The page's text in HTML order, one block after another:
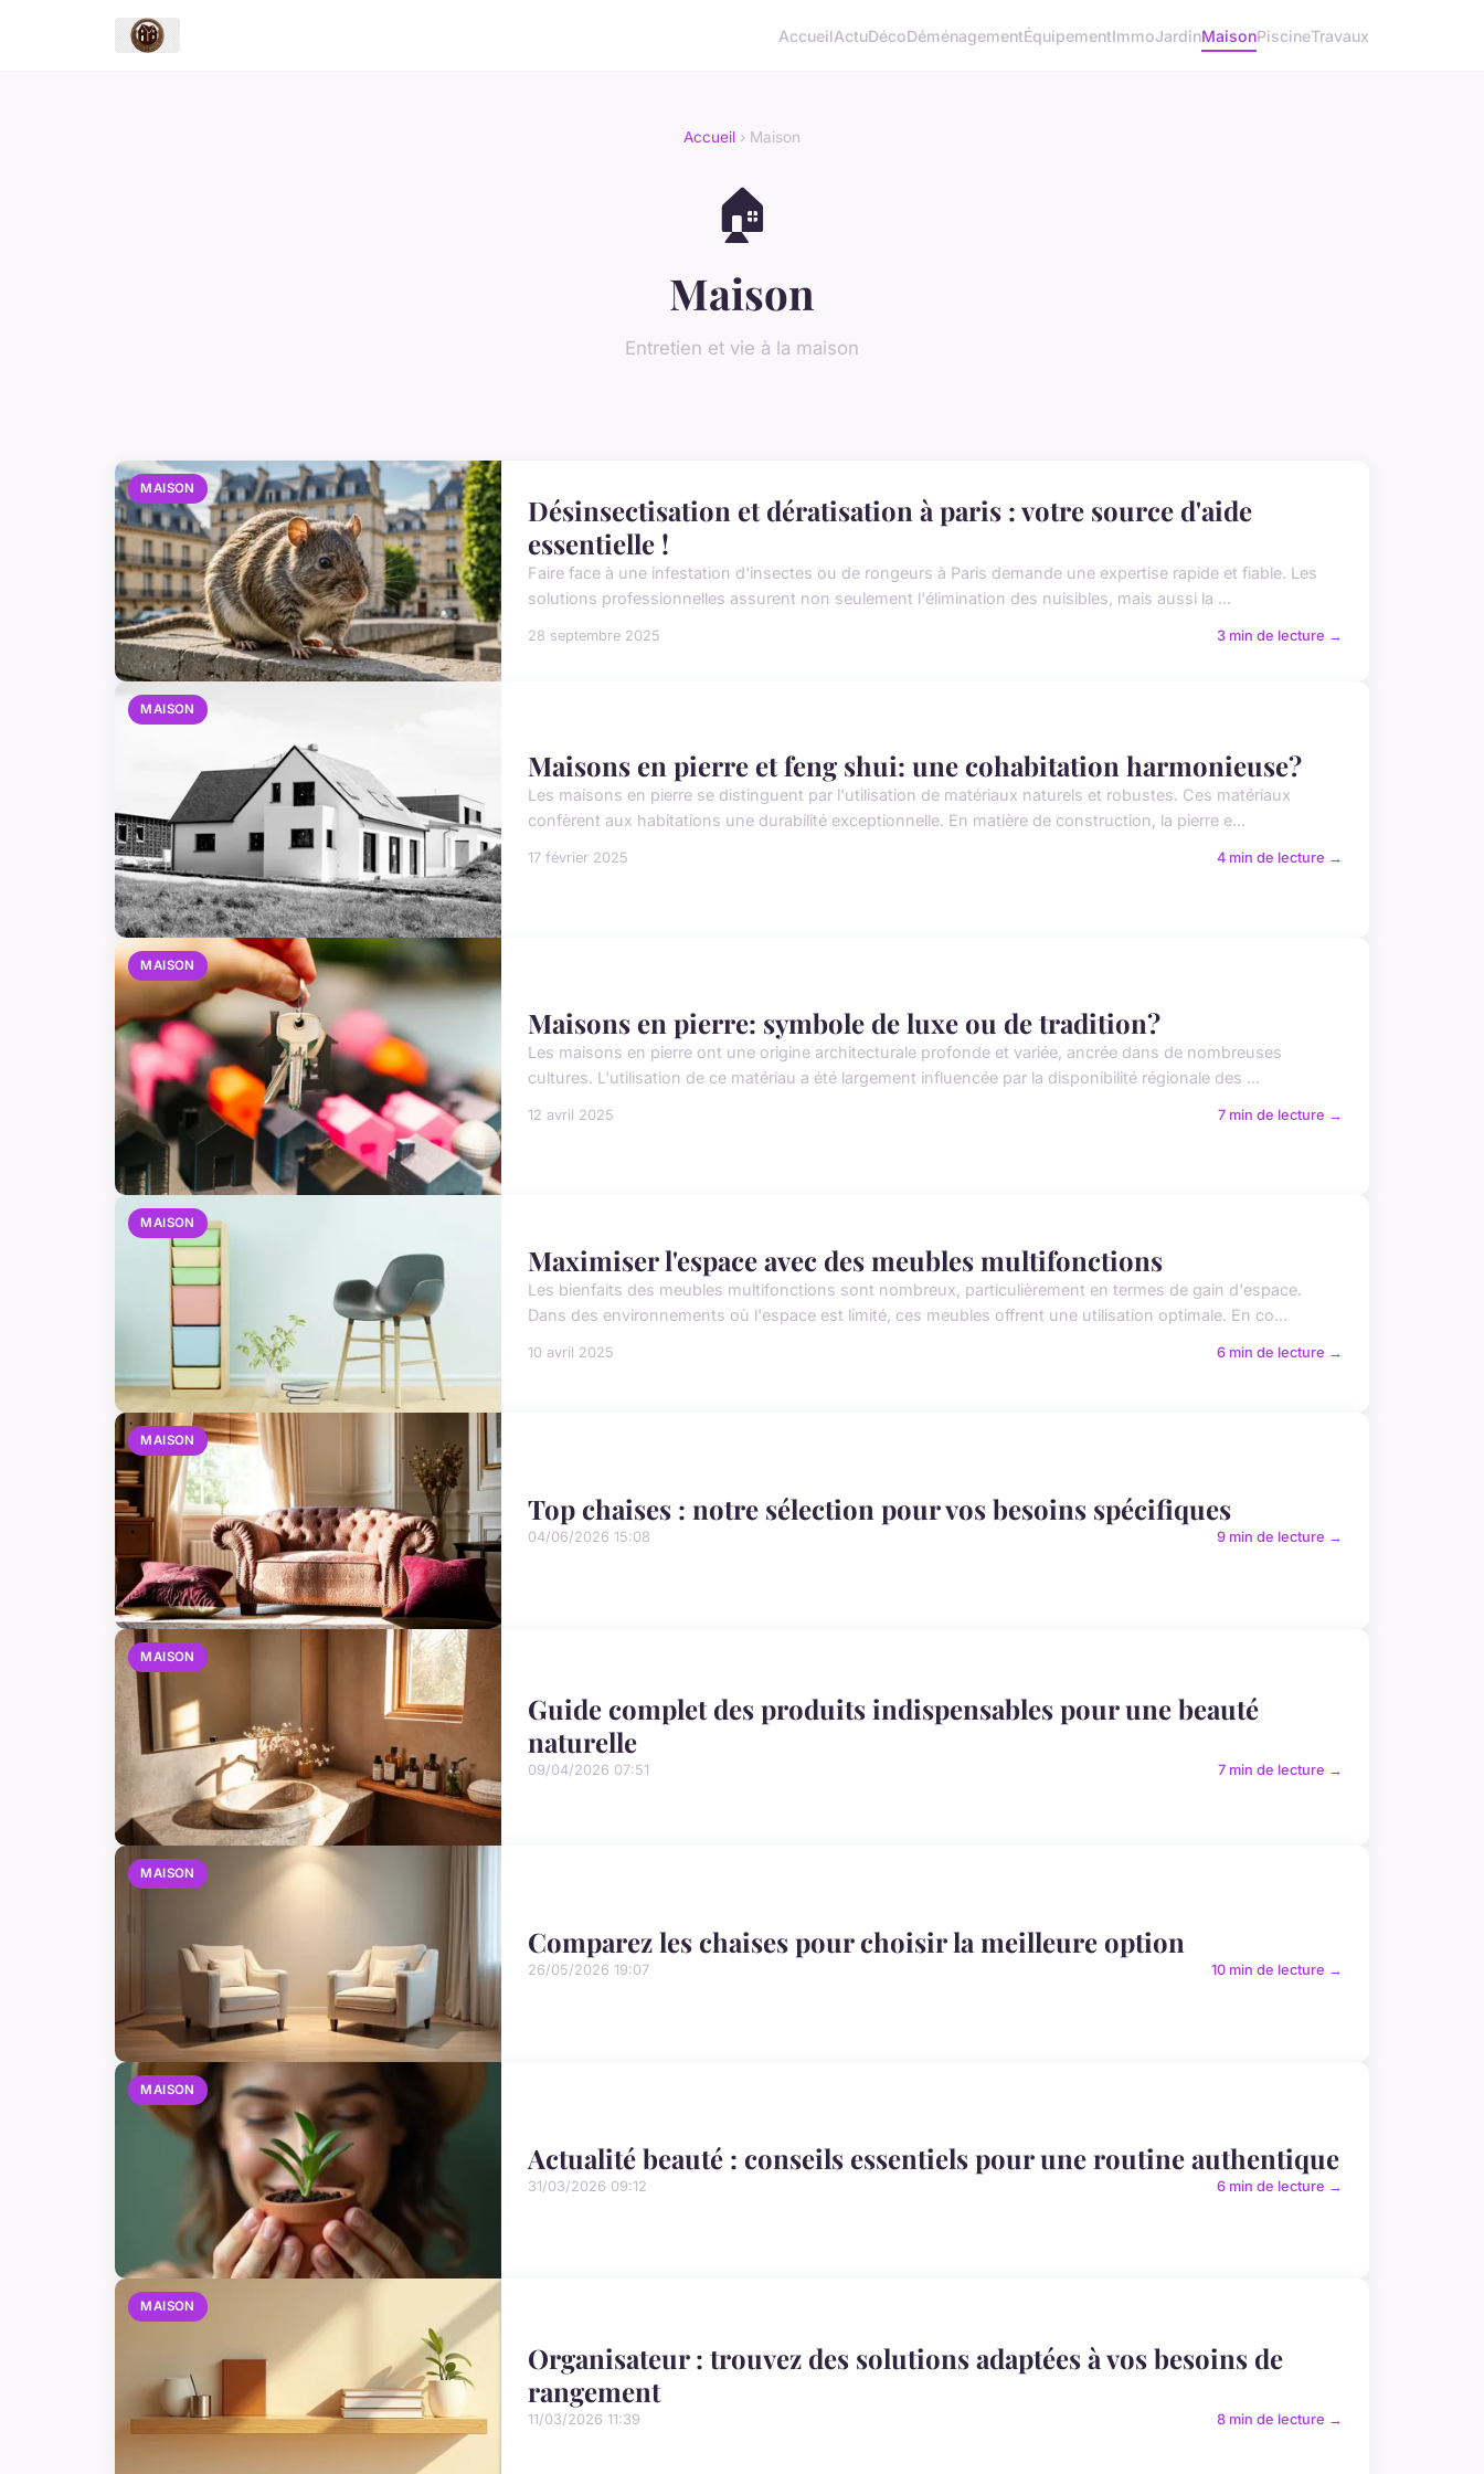
AccueilActuDécoDéménagementÉquipementImmoJardinMaisonPiscineTravaux
Accueil › Maison
🏠
Maison
Entretien et vie à la maison
MAISON
Désinsectisation et dératisation à paris : votre source d'aide
essentielle !
Faire face à une infestation d'insectes ou de rongeurs à Paris demande une expertise rapide et fiable. Les
solutions professionnelles assurent non seulement l'élimination des nuisibles, mais aussi la ...
28 septembre 2025 3 min de lecture →
MAISON
Maisons en pierre et feng shui: une cohabitation harmonieuse?
Les maisons en pierre se distinguent par l'utilisation de matériaux naturels et robustes. Ces matériaux
confèrent aux habitations une durabilité exceptionnelle. En matière de construction, la pierre e...
17 février 2025 4 min de lecture →
MAISON
Maisons en pierre: symbole de luxe ou de tradition?
Les maisons en pierre ont une origine architecturale profonde et variée, ancrée dans de nombreuses
cultures. L'utilisation de ce matériau a été largement influencée par la disponibilité régionale des ...
12 avril 2025 7 min de lecture →
MAISON
Maximiser l'espace avec des meubles multifonctions
Les bienfaits des meubles multifonctions sont nombreux, particulièrement en termes de gain d'espace.
Dans des environnements où l'espace est limité, ces meubles offrent une utilisation optimale. En co...
10 avril 2025 6 min de lecture →
MAISON
Top chaises : notre sélection pour vos besoins spécifiques
04/06/2026 15:08 9 min de lecture →
MAISON
Guide complet des produits indispensables pour une beauté
naturelle
09/04/2026 07:51 7 min de lecture →
MAISON
Comparez les chaises pour choisir la meilleure option
26/05/2026 19:07 10 min de lecture →
MAISON
Actualité beauté : conseils essentiels pour une routine authentique
31/03/2026 09:12 6 min de lecture →
MAISON
Organisateur : trouvez des solutions adaptées à vos besoins de
rangement
11/03/2026 11:39 8 min de lecture →